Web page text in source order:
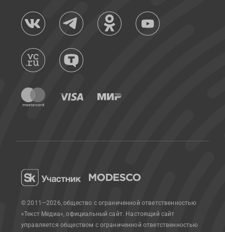
© 2011—2026, общество с ограниченной ответственностью
«Текст Медиа», официальный сайт. Настоящий сайт
управляется обществом с ограниченной ответственностью